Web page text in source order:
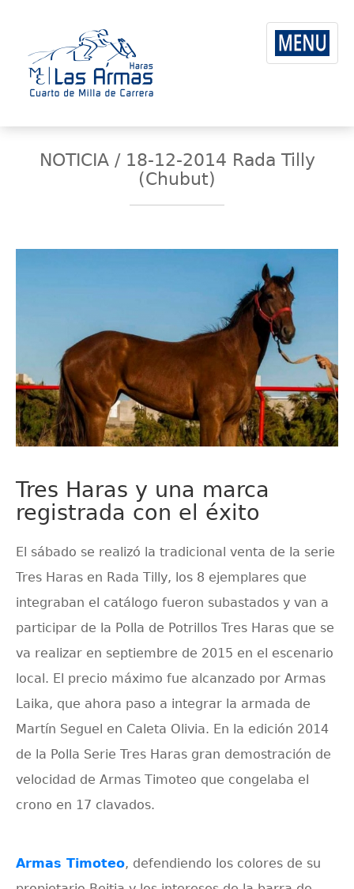
NOTICIA / 18-12-2014 Rada Tilly
(Chubut)
Tres Haras y una marca
registrada con el éxito
El sábado se realizó la tradicional venta de la serie
Tres Haras en Rada Tilly, los 8 ejemplares que
integraban el catálogo fueron subastados y van a
participar de la Polla de Potrillos Tres Haras que se
va realizar en septiembre de 2015 en el escenario
local. El precio máximo fue alcanzado por Armas
Laika, que ahora paso a integrar la armada de
Martín Seguel en Caleta Olivia. En la edición 2014
de la Polla Serie Tres Haras gran demostración de
velocidad de Armas Timoteo que congelaba el
crono en 17 clavados.
Armas Timoteo, defendiendo los colores de su